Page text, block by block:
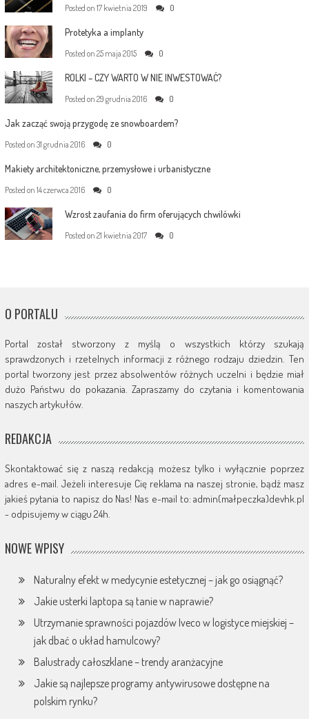
Posted on 17 kwietnia 2019 0
Protetyka a implanty
Posted on 25 maja 2015 0
ROLKI – CZY WARTO W NIE INWESTOWAĆ?
Posted on 29 grudnia 2016 0
Jak zacząć swoją przygodę ze snowboardem?
Posted on 31 grudnia 2016 0
Makiety architektoniczne, przemysłowe i urbanistyczne
Posted on 14 czerwca 2016 0
Wzrost zaufania do firm oferujących chwilówki
Posted on 21 kwietnia 2017 0
O PORTALU
Portal został stworzony z myślą o wszystkich którzy szukają
sprawdzonych i rzetelnych informacji z różnego rodzaju dziedzin. Ten
portal tworzony jest przez absolwentów różnych uczelni i będzie miał
dużo Państwu do pokazania. Zapraszamy do czytania i komentowania
naszych artykułów.
REDAKCJA
Skontaktować się z naszą redakcją możesz tylko i wyłącznie poprzez
adres e-mail. Jeżeli interesuje Cię reklama na naszej stronie, bądź masz
jakieś pytania to napisz do Nas! Nas e-mail to: admin(małpeczka)devhk.pl
- odpisujemy w ciągu 24h.
NOWE WPISY
Naturalny efekt w medycynie estetycznej – jak go osiągnąć?
Jakie usterki laptopa są tanie w naprawie?
Utrzymanie sprawności pojazdów Iveco w logistyce miejskiej –
jak dbać o układ hamulcowy?
Balustrady całoszklane – trendy aranżacyjne
Jakie są najlepsze programy antywirusowe dostępne na
polskim rynku?